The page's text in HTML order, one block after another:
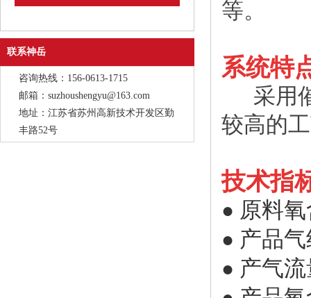
联系神岳
咨询热线：156-0613-1715
邮箱：suzhoushengyu@163.com
地址：江苏省苏州高新技术开发区勤
丰路52号
等。
系统特
采用催
较高的
技术指
● 原料
● 产品气
● 产气流